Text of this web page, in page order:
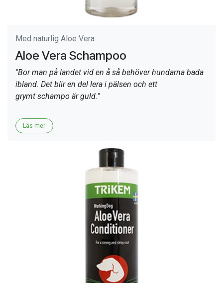
Med naturlig Aloe Vera
Aloe Vera Schampoo
"Bor man på landet vid en å så behöver hundarna bada
ibland. Det blir en del lera i pälsen och ett
grymt schampo är guld."
Läs mer